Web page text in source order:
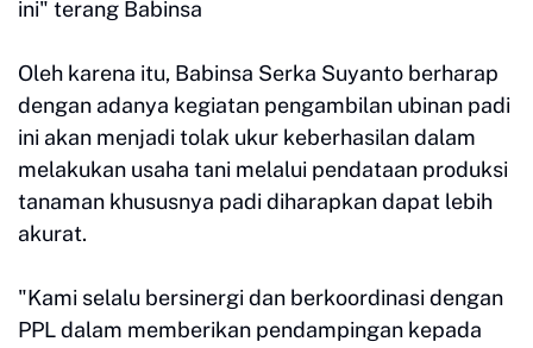
ini" terang Babinsa
Oleh karena itu, Babinsa Serka Suyanto berharap
dengan adanya kegiatan pengambilan ubinan padi
ini akan menjadi tolak ukur keberhasilan dalam
melakukan usaha tani melalui pendataan produksi
tanaman khususnya padi diharapkan dapat lebih
akurat.
"Kami selalu bersinergi dan berkoordinasi dengan
PPL dalam memberikan pendampingan kepada